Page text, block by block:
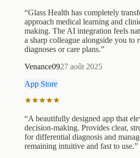
“Glass Health has completely
approach medical learning and
making. The AI integration feels
a sharp colleague alongside you to
diagnoses or care plans.”
Venance0927 août 2025
App Store
“A beautifully designed app that
decision-making. Provides clear,
for differential diagnosis and
remaining intuitive and fast to use.”